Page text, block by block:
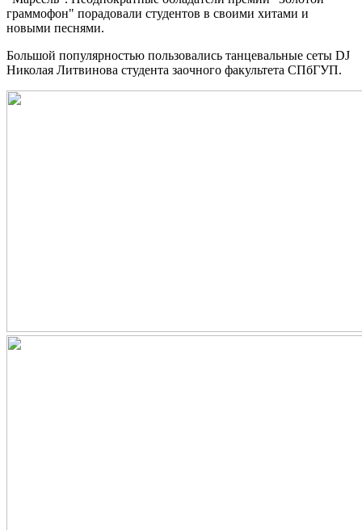
граммофон" порадовали студентов в своими хитами и
новыми песнями.
Большой популярностью пользовались танцевальные сеты DJ
Николая Литвинова студента заочного факультета СПбГУП.